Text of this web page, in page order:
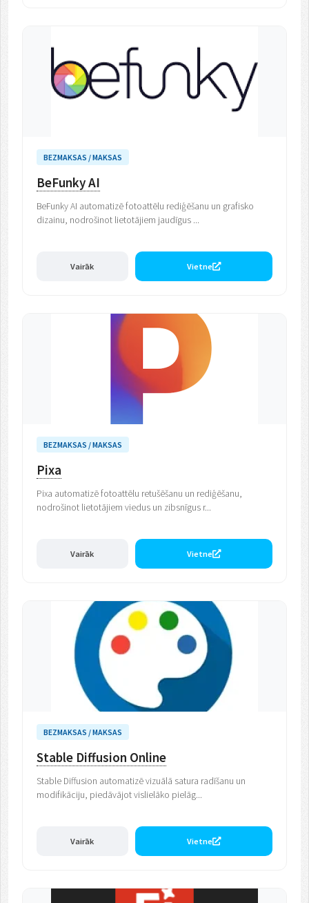
BEZMAKSAS / MAKSAS
BeFunky AI
BeFunky AI automatizē fotoattēlu rediģēšanu un grafisko
dizainu, nodrošinot lietotājiem jaudīgus ...
Vairāk Vietne
BEZMAKSAS / MAKSAS
Pixa
Pixa automatizē fotoattēlu retušēšanu un rediģēšanu,
nodrošinot lietotājiem viedus un zibsnīgus r...
Vairāk Vietne
BEZMAKSAS / MAKSAS
Stable Diffusion Online
Stable Diffusion automatizē vizuālā satura radīšanu un
modifikāciju, piedāvājot vislielāko pielāg...
Vairāk Vietne